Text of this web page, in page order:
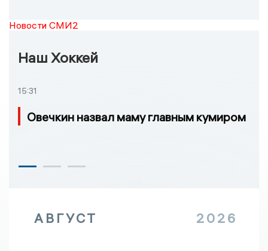
Новости СМИ2
Наш Хоккей
15:31
Овечкин назвал маму главным кумиром
АВГУСТ 2026